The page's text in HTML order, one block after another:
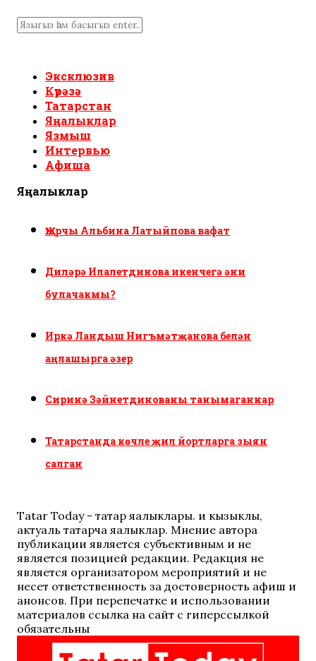
Эксклюзив
Күрәзә
Татарстан
Яңалыклар
Язмыш
Интервью
Афиша
Яңалыклар
Җырчы Альбина Латыйпова вафат
Диләрә Илалетдинова икенчегә әни
булачакмы?
Иркә Ландыш Нигъмәтҗанова белән
аңлашырга әзер
Сиринә Зәйнетдинованы танымаганнар
Татарстанда көчле җил йортларга зыян
салган
Tatar Today - татар яңалыклары. иң кызыклы,
актуаль татарча яңалыклар. Мнение автора
публикации является субъективным и не
является позицией редакции. Редакция не
является организатором мероприятий и не
несет ответственность за достоверность афиш и
анонсов. При перепечатке и использовании
материалов ссылка на сайт с гиперссылкой
обязательны